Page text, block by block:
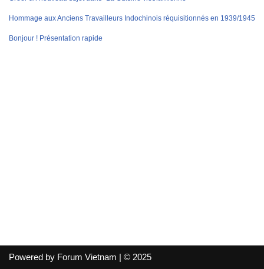
Hommage aux Anciens Travailleurs Indochinois réquisitionnés en 1939/1945
Bonjour ! Présentation rapide
Powered by Forum Vietnam | © 2025